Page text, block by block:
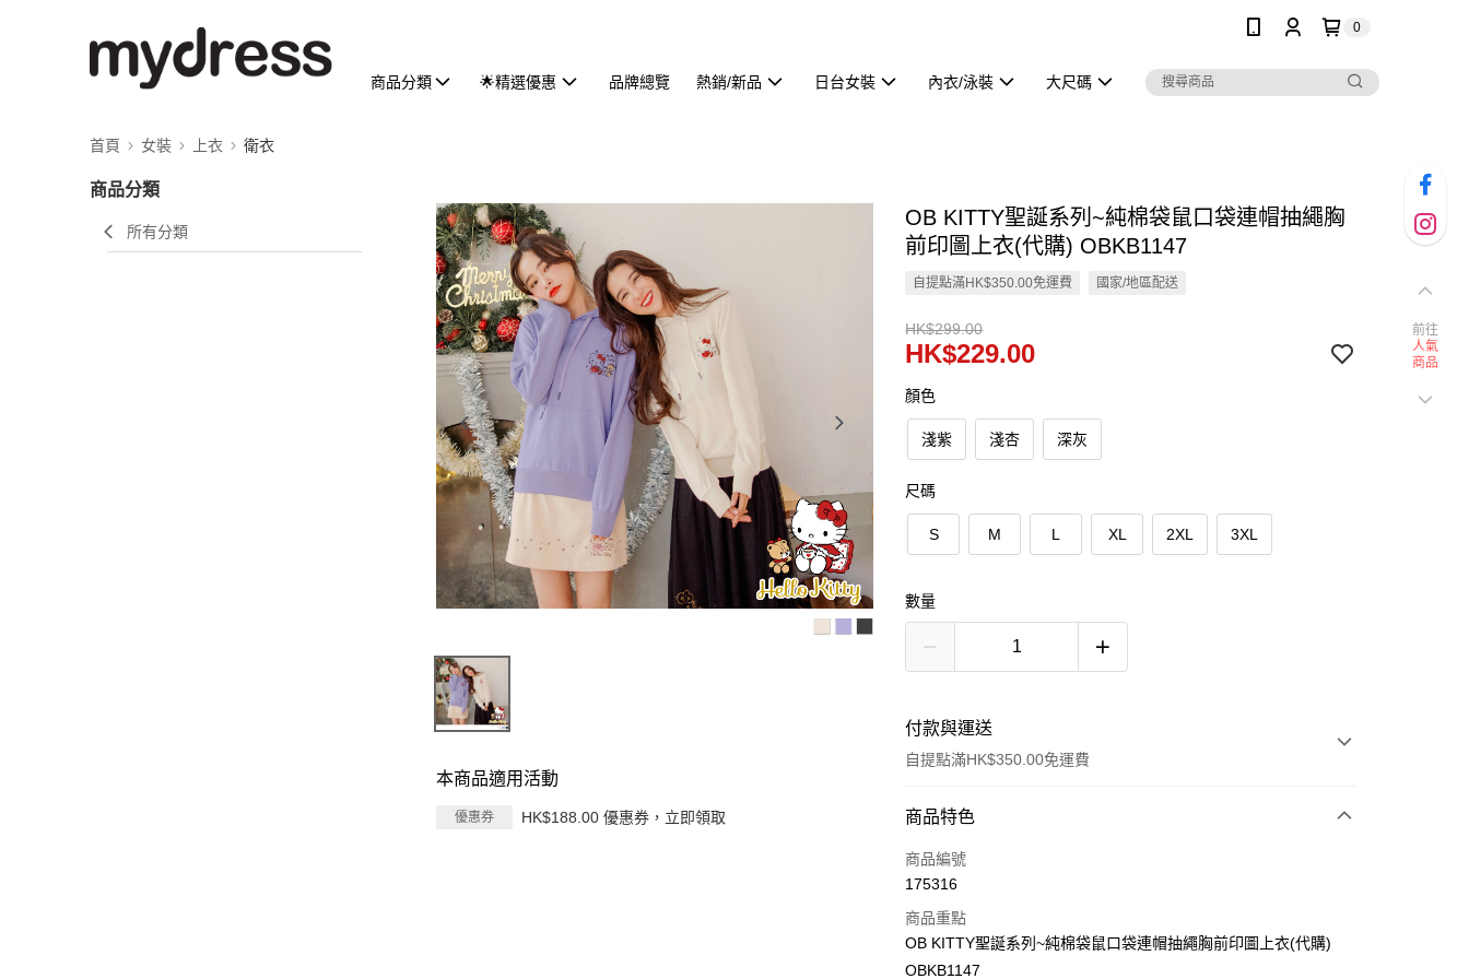
0
商品分類 🌟精選優惠 品牌總覽 熱銷/新品 日台女裝 內衣/泳裝 大尺碼
首頁 女裝 上衣 衛衣
商品分類
所有分類
本商品適用活動
優惠券 HK$188.00 優惠券，立即領取
OB KITTY聖誕系列~純棉袋鼠口袋連帽抽繩胸
前印圖上衣(代購) OBKB1147
自提點滿HK$350.00免運費 國家/地區配送
HK$299.00
HK$229.00
顏色
淺紫 淺杏 深灰
尺碼
S M L XL 2XL 3XL
數量
付款與運送
自提點滿HK$350.00免運費
付款方式
信用卡
AlipayHK
商品特色
商品編號
175316
商品重點
OB KITTY聖誕系列~純棉袋鼠口袋連帽抽繩胸前印圖上衣(代購)
OBKB1147
前往
人氣
商品